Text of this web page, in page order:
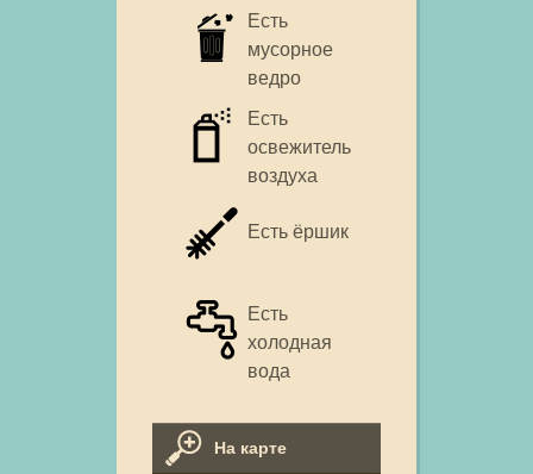
Есть
мусорное
ведро
Есть
освежитель
воздуха
Есть ёршик
Есть
холодная
вода
На карте